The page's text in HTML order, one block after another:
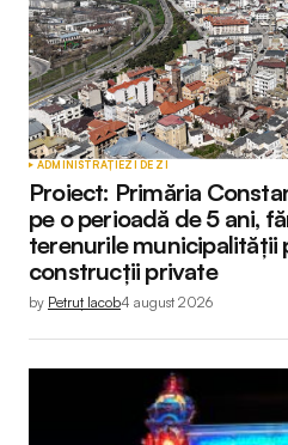
ADMINISTRAȚIEZI DE ZI
Proiect: Primăria
pe o perioadă de 5 ani,
terenurile municipalității
construcții private
by Petruț Iacob4 august 2026